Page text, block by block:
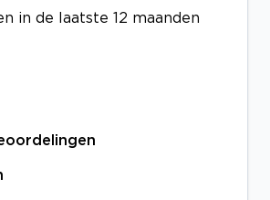
in de laatste 12 maanden